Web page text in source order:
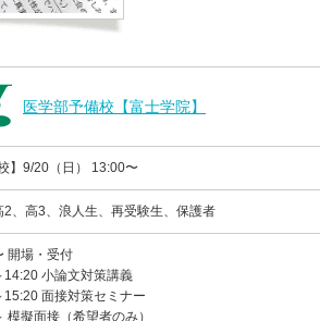
医学部予備校【富士学院】
校】9/20（日） 13:00〜
2、高3、浪人生、再受験生、保護者
開場・受付
14:20 小論文対策講義
15:20 面接対策セミナー
模擬面接（希望者のみ）